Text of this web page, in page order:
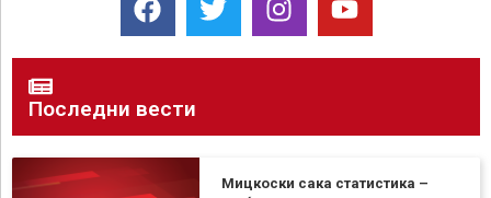
Последни вести
Мицкоски сака статистика –